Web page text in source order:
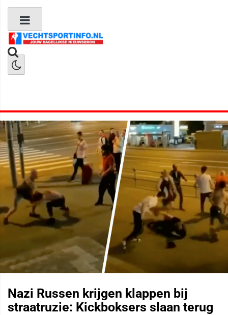
Nazi Russen krijgen klappen bij
straatruzie: Kickboksers slaan terug